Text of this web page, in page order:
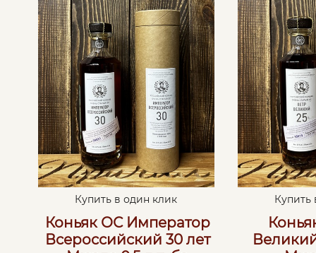
Купить в один клик
Коньяк ОС Император
Всероссийский 30 лет
Купить